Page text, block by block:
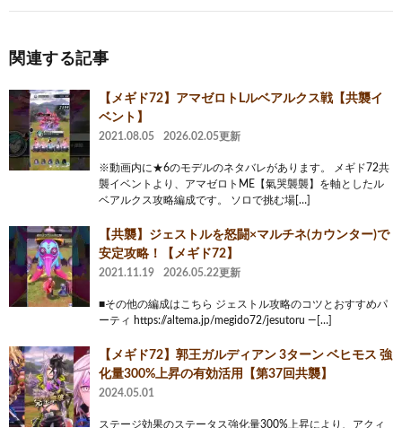
関連する記事
【メギド72】アマゼロトLルベアルクス戦【共襲イ
ベント】
2021.08.05 2026.02.05更新
※動画内に★6のモデルのネタバレがあります。 メギド72共
襲イベントより、アマゼロトME【氣哭襲襲】を軸としたル
ベアルクス攻略編成です。 ソロで挑む場[…]
【共襲】ジェストルを怒闘×マルチネ(カウンター)で
安定攻略！【メギド72】
2021.11.19 2026.05.22更新
■その他の編成はこちら ジェストル攻略のコツとおすすめパ
ーティ https://altema.jp/megido72/jesutoru —[…]
【メギド72】郭王ガルディアン 3ターン ベヒモス 強
化量300%上昇の有効活用【第37回共襲】
2024.05.01
ステージ効果のステータス強化量300%上昇により、アクィ